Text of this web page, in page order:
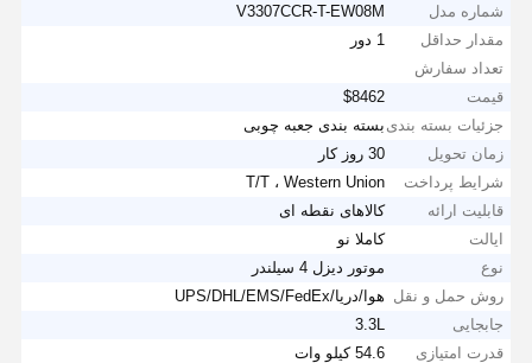
شماره مدل
V3307CCR-T-EW08M
مقدار حداقل
تعداد سفارش
1 دور
قیمت
$8462
جزئیات بسته بندی بسته بندی جعبه چوبی
زمان تحویل
30 روز کار
شرایط پرداخت
T/T ، Western Union
قابلیت ارائه
کالاهای نقطه ای
ایالت
کاملا نو
نوع
موتور دیزل 4 سیلندر
روش حمل و نقل هوا/دریا/UPS/DHL/EMS/FedEx
جابجایی
3.3L
قدرت امتیازی
54.6 کیلو وات